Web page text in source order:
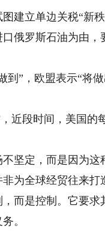
立单边关税“新秩
罗斯石油为由，
”，欧盟表示“将做
段时间，美国的
定，而是因为这
全球经贸往来打
而是控制。它要求
。